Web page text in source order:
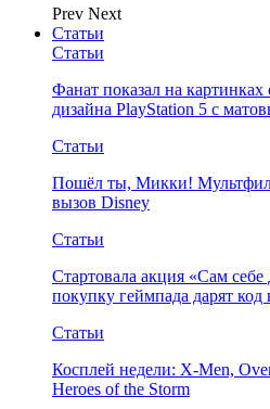
Prev Next
Статьи
Статьи
Фанат показал на
дизайна PlayStation 5 с
Статьи
Пошёл ты, Микки!
вызов Disney
Статьи
Стартовала акция «Сам
покупку геймпада дарят
Статьи
Косплей недели: X-Men,
Heroes of the Storm